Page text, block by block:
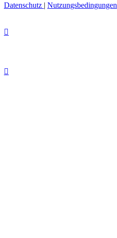
Datenschutz | Nutzungsbedingungen